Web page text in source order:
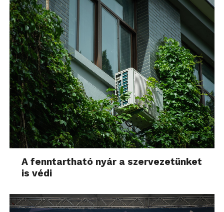
A fenntartható nyár a szervezetünket
is védi